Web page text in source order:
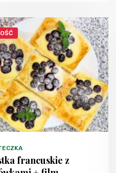
francuskie z